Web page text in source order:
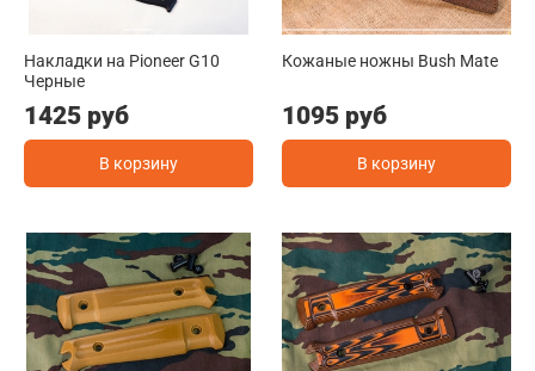
Накладки на Pioneer G10
Черные
1425 руб
В корзину
Кожаные ножны Bush Mate
1095 руб
В корзину